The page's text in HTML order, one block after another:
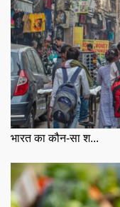
भारत का कौन-सा श...